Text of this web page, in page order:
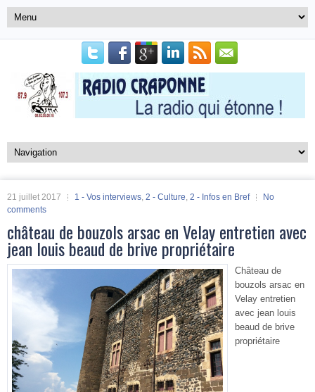
21 juillet 2017 1 - Vos interviews, 2 - Culture, 2 - Infos en Bref
No
comments
château de bouzols arsac en Velay entretien avec
jean louis beaud de brive propriétaire
Château de
bouzols arsac en
Velay entretien
avec jean louis
beaud de brive
propriétaire